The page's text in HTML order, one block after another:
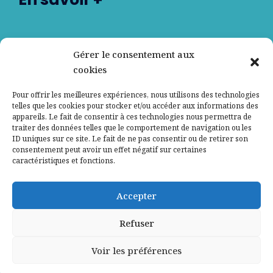
Gérer le consentement aux
cookies
Pour offrir les meilleures expériences, nous utilisons des technologies
telles que les cookies pour stocker et/ou accéder aux informations des
appareils. Le fait de consentir à ces technologies nous permettra de
traiter des données telles que le comportement de navigation ou les
ID uniques sur ce site. Le fait de ne pas consentir ou de retirer son
consentement peut avoir un effet négatif sur certaines
caractéristiques et fonctions.
Accepter
Refuser
Voir les préférences
Nos partenaires
Contactez-nous
Mentions légales